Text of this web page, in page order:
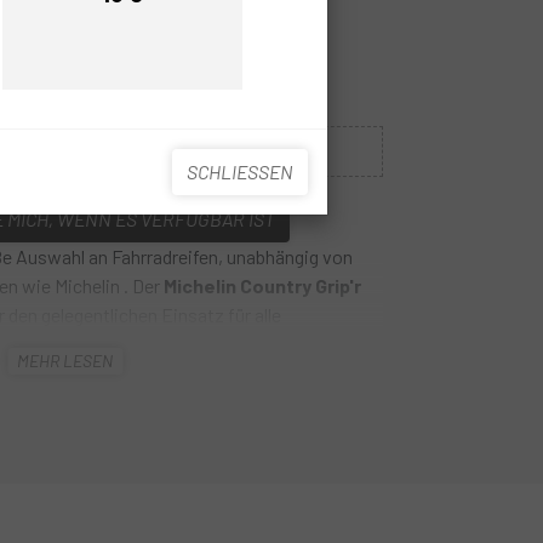
MICH, WENN ES VERFÜGBAR IST
Preis
SCHLIESSEN
Auswahl an Fahrradreifen, unabhängig von
wie Michelin . Der Michelin Country Grip'r
Haltbarkeit und Grip entwickelt. Es bietet ein
MEHR LESEN